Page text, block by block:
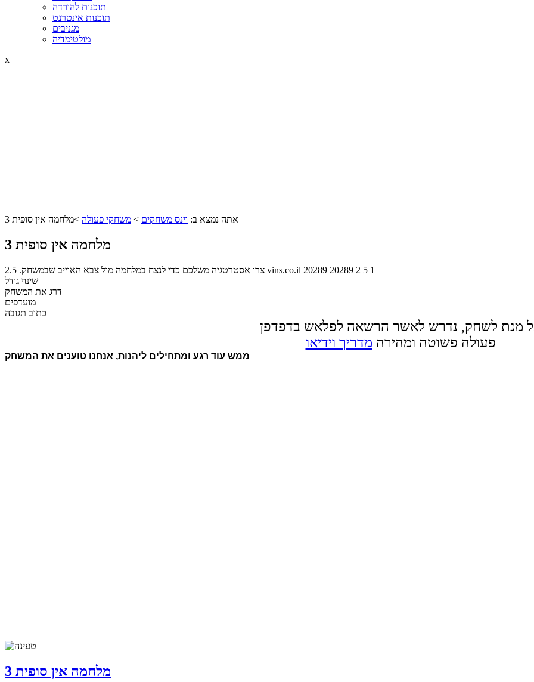
תוכנות להורדה
תוכנות אינטרנט
מגניבים
מולטימדיה
x
אתה נמצא ב: וינס משחקים > משחקי פעולה >מלחמה אין סופית 3
מלחמה אין סופית 3
צרו אסטרטגיה משלכם כדי לנצח במלחמה מול צבא האוייב שבמשחק. 2.5 vins.co.il 20289 20289 2 5 1
שינוי גודל
דרג את המשחק
מועדפים
כתוב תגובה
מנת לשחק, נדרש לאשר הרשאה לפלאש בדפדפן
פעולה פשוטה ומהירה מדריך וידיאו
ממש עוד רגע ומתחילים ליהנות, אנחנו טוענים את המשחק
מלחמה אין סופית 3